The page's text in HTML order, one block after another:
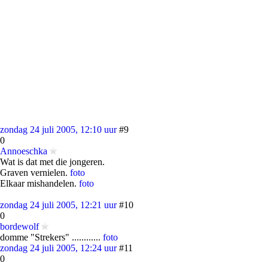
zondag 24 juli 2005, 12:10 uur #9
0
Annoeschka
Wat is dat met die jongeren.
Graven vernielen. foto
Elkaar mishandelen. foto
zondag 24 juli 2005, 12:21 uur #10
0
bordewolf
domme "Strekers" ............ foto
zondag 24 juli 2005, 12:24 uur #11
0